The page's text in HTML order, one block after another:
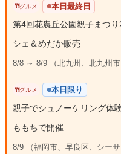
グルメ 本日最終日
第4回花農丘公園親子まつ
シェ＆めだか販売
8/8 ～ 8/9 （北九州、北九州市
グルメ 本日限り
親子でシュノーケリング体
ももちで開催
8/9 （福岡市、早良区、シーサ